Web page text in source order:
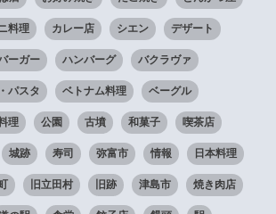
料理 カレー店 シエン デザート
ーガー ハンバーグ バクラヴァ
パスタ ベトナム料理 ベーグル
理 公園 古墳 和菓子 喫茶店
城跡 寿司 弥富市 情報 日本料理
旧立田村 旧跡 津島市 焼き肉店